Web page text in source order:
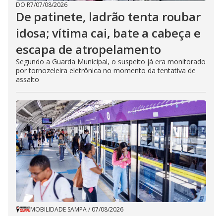
DO R7/07/08/2026
De patinete, ladrão tenta roubar
idosa; vítima cai, bate a cabeça e
escapa de atropelamento
Segundo a Guarda Municipal, o suspeito já era monitorado
por tornozeleira eletrônica no momento da tentativa de
assalto
MOBILIDADE SAMPA/ 07/08/2026